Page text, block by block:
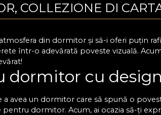
COLLEZIONE DI
din dormitor și să-i oferi puțin
într-o adevărată poveste vizuală.
dormitor cu
a avea un dormitor care să spună o
dormitor. Acum, ai ocazia să-ți